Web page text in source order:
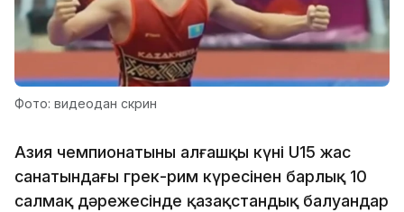
Фото: видеодан скрин
Азия чемпионатының алғашқы күні U15 жас
санатындағы грек-рим күресінен барлық 10
салмақ дәрежесінде қазақстандық балуандар